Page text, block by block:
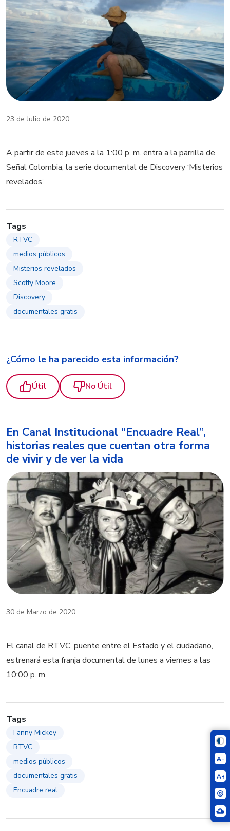
A-
A+
23 de Julio de 2020
A partir de este jueves a la 1:00 p. m. entra a la parrilla de
Señal Colombia, la serie documental de Discovery ‘Misterios
revelados’.
Tags
RTVC
medios públicos
Misterios revelados
Scotty Moore
Discovery
documentales gratis
¿Cómo le ha parecido esta información?
Útil No Útil
En Canal Institucional “Encuadre Real”,
historias reales que cuentan otra forma
de vivir y de ver la vida
30 de Marzo de 2020
El canal de RTVC, puente entre el Estado y el ciudadano,
estrenará esta franja documental de lunes a viernes a las
10:00 p. m.
Tags
Fanny Mickey
RTVC
medios públicos
documentales gratis
Encuadre real